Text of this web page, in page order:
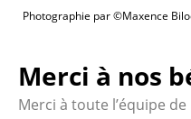
Photographie par ©Maxence
Merci à nos
Merci à toute l’équipe de